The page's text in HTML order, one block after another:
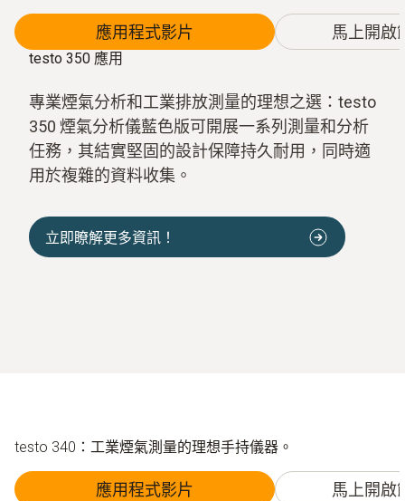
應用程式影片 馬上開啟
testo 350 應用
專業煙氣分析和工業排放測量的理想之選：testo
350 煙氣分析儀藍色版可開展一系列測量和分析
任務，其結實堅固的設計保障持久耐用，同時適
用於複雜的資料收集。
立即瞭解更多資訊！
testo 340：工業煙氣測量的理想手持儀器。
應用程式影片 馬上開啟